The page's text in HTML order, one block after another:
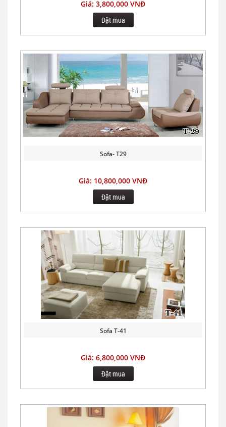
Giá: 3,800,000 VNĐ
Đặt mua
Sofa- T29
Giá: 10,800,000 VNĐ
Đặt mua
Sofa T-41
Giá: 6,800,000 VNĐ
Đặt mua